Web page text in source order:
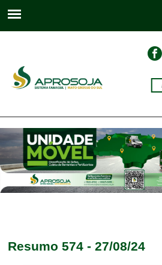
Resumo 574 - 27/08/24